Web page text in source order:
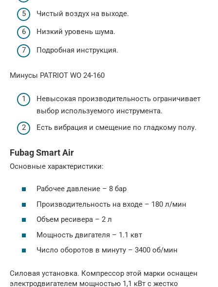
Чистый воздух на выходе.
Низкий уровень шума.
Подробная инструкция.
Минусы PATRIOT WO 24-160
Невысокая производительность ограничивает
выбор используемого инструмента.
Есть вибрация и смещение по гладкому полу.
Fubag Smart Air
Основные характеристики:
Рабочее давление – 8 бар
Производительность на входе – 180 л/мин
Объем ресивера – 2 л
Мощность двигателя – 1.1 квт
Число оборотов в минуту – 3400 об/мин
Силовая установка. Компрессор этой марки оснащен
электродвигателем мощностью 1,1 кВт с жестко